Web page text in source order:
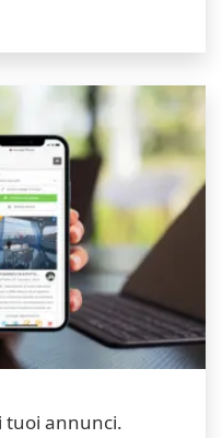
tuoi annunci.